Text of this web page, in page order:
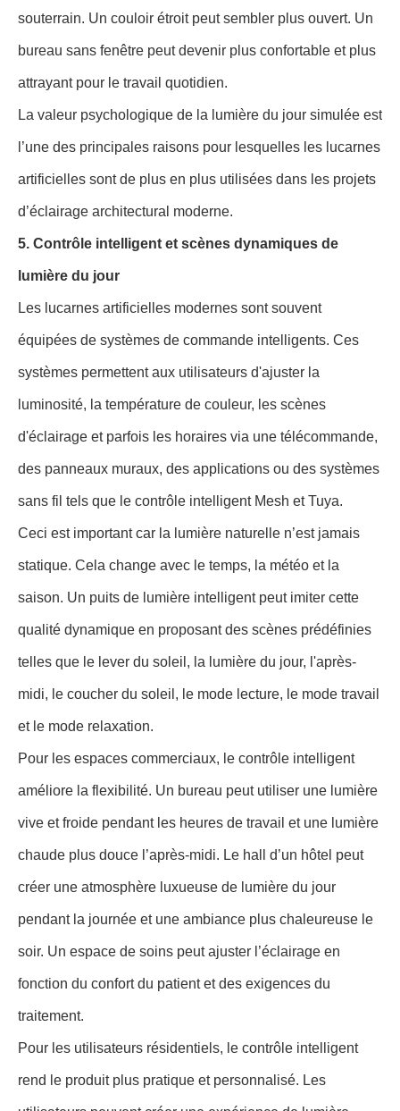
souterrain. Un couloir étroit peut sembler plus ouvert. Un
bureau sans fenêtre peut devenir plus confortable et plus
attrayant pour le travail quotidien.
La valeur psychologique de la lumière du jour simulée est
l’une des principales raisons pour lesquelles les lucarnes
artificielles sont de plus en plus utilisées dans les projets
d’éclairage architectural moderne.
5. Contrôle intelligent et scènes dynamiques de
lumière du jour
Les lucarnes artificielles modernes sont souvent
équipées de systèmes de commande intelligents. Ces
systèmes permettent aux utilisateurs d'ajuster la
luminosité, la température de couleur, les scènes
d'éclairage et parfois les horaires via une télécommande,
des panneaux muraux, des applications ou des systèmes
sans fil tels que le contrôle intelligent Mesh et Tuya.
Ceci est important car la lumière naturelle n’est jamais
statique. Cela change avec le temps, la météo et la
saison. Un puits de lumière intelligent peut imiter cette
qualité dynamique en proposant des scènes prédéfinies
telles que le lever du soleil, la lumière du jour, l'après-
midi, le coucher du soleil, le mode lecture, le mode travail
et le mode relaxation.
Pour les espaces commerciaux, le contrôle intelligent
améliore la flexibilité. Un bureau peut utiliser une lumière
vive et froide pendant les heures de travail et une lumière
chaude plus douce l’après-midi. Le hall d’un hôtel peut
créer une atmosphère luxueuse de lumière du jour
pendant la journée et une ambiance plus chaleureuse le
soir. Un espace de soins peut ajuster l’éclairage en
fonction du confort du patient et des exigences du
traitement.
Pour les utilisateurs résidentiels, le contrôle intelligent
rend le produit plus pratique et personnalisé. Les